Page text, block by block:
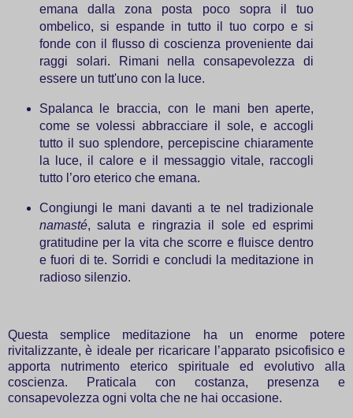
emana dalla zona posta poco sopra il tuo
ombelico, si espande in tutto il tuo corpo e si
fonde con il flusso di coscienza proveniente dai
raggi solari. Rimani nella consapevolezza di
essere un tutt'uno con la luce.
Spalanca le braccia, con le mani ben aperte,
come se volessi abbracciare il sole, e accogli
tutto il suo splendore, percepiscine chiaramente
la luce, il calore e il messaggio vitale, raccogli
tutto l’oro eterico che emana.
Congiungi le mani davanti a te nel tradizionale
namasté, saluta e ringrazia il sole ed esprimi
gratitudine per la vita che scorre e fluisce dentro
e fuori di te. Sorridi e concludi la meditazione in
radioso silenzio.
Questa semplice meditazione ha un enorme potere
rivitalizzante, è ideale per ricaricare l’apparato psicofisico e
apporta nutrimento eterico spirituale ed evolutivo alla
coscienza. Praticala con costanza, presenza e
consapevolezza ogni volta che ne hai occasione.